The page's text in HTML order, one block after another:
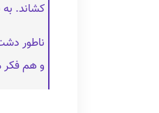
کشاند.
ناطور
و هم